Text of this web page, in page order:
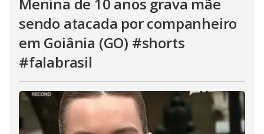
sendo atacada por companheiro
em Goiânia (GO) #shorts
#falabrasil